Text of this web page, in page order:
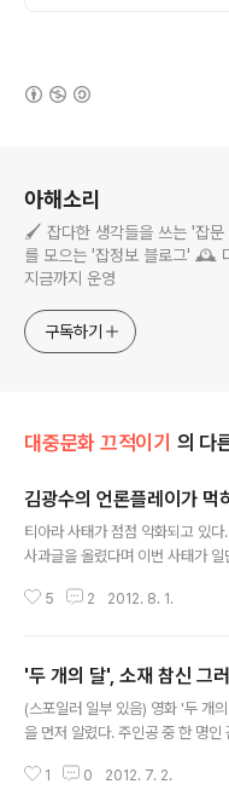
아해소리
🖌️ 잡다한 생각들을 쓰는 '잡
를 모으는 '잡정보 블로그' 🕰️
지금까지 운영
구독하기
대중문화 끄적이기 의 다
김광수의 언론플레이가 먹
티아라 사태가 점점 악화되고 있다
사과글을 올렸다며 이번 사태가
다. '왕따'라는 말 자체 때문이다.
이가 전과 같이 먹히지 않고 있다
리 사태 때까지만 해도 김광수의
유효했다. 전체적은 틀을 자기가 만
그렇게 수월하지만은 않다. 코어콘
5 2 2012. 8. 1.
'두 개의 달', 소재 참신 그
(스포일러 일부 있음) 영화 '두 개
을 먼저 알렸다. 주인공 중 한 명인
았지만 영화명은 대중들에게 기억
1 0 2012. 7. 2.